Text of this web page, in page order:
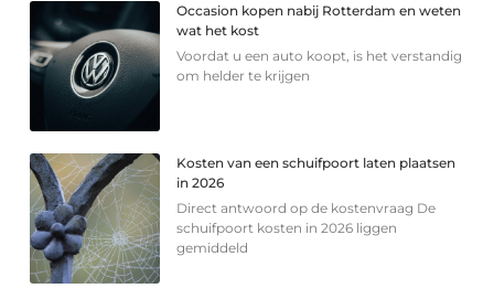
Occasion kopen nabij Rotterdam en weten
wat het kost
Voordat u een auto koopt, is het verstandig
om helder te krijgen
Kosten van een schuifpoort laten plaatsen
in 2026
Direct antwoord op de kostenvraag De
schuifpoort kosten in 2026 liggen
gemiddeld